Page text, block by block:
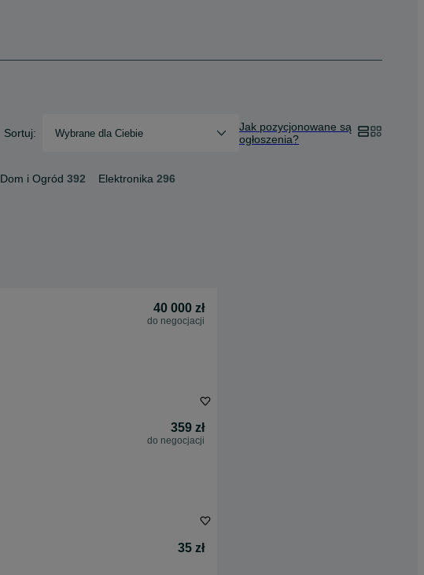
Sortuj: Wybrane dla Ciebie
Jak pozycjonowane są
ogłoszenia?
Dom i Ogród 392 Elektronika 296
40 000 zł
do negocjacji
359 zł
do negocjacji
35 zł